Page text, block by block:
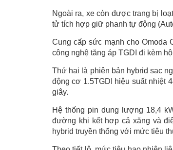
Ngoài ra, xe còn được trang bị
tử tích hợp giữ phanh tự động
Cung cấp sức mạnh cho Omoda
công nghệ tăng áp TGDI đi kèm
Thứ hai là phiên bản hybrid sạc
động cơ 1.5TGDI hiệu suất nhiệt
giây.
Hệ thống pin dung lượng 18,4
đường khi kết hợp cả xăng và
hybrid truyền thống với mức tiêu